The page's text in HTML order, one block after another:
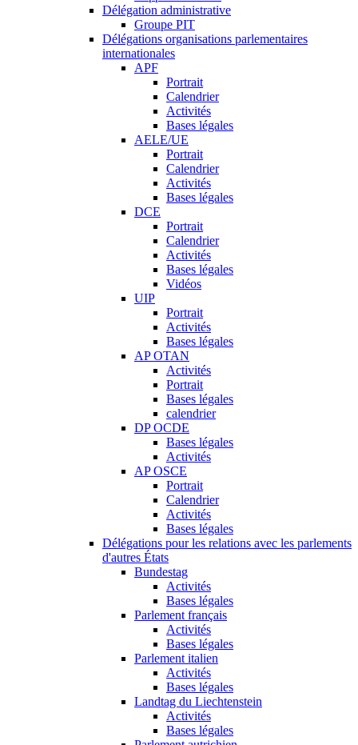
Délégation administrative
Groupe PIT
Délégations organisations parlementaires
internationales
APF
Portrait
Calendrier
Activités
Bases légales
AELE/UE
Portrait
Calendrier
Activités
Bases légales
DCE
Portrait
Calendrier
Activités
Bases légales
Vidéos
UIP
Portrait
Activités
Bases légales
AP OTAN
Activités
Portrait
Bases légales
calendrier
DP OCDE
Bases légales
Activités
AP OSCE
Portrait
Calendrier
Activités
Bases légales
Délégations pour les relations avec les parlements
d'autres États
Bundestag
Activités
Bases légales
Parlement français
Activités
Bases légales
Parlement italien
Activités
Bases légales
Landtag du Liechtenstein
Activités
Bases légales